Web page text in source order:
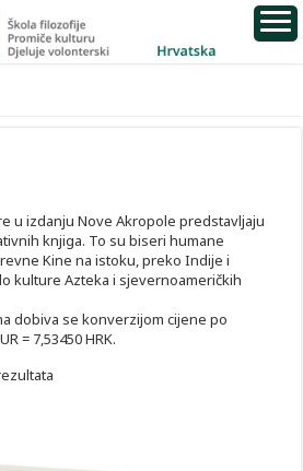
u izdanju Nove Akropole predstavljaju
knjiga. To su biseri humane
Kine na istoku, preko Indije i
kulture Azteka i sjevernoameričkih
dobiva se konverzijom cijene po
= 7,53450 HRK.